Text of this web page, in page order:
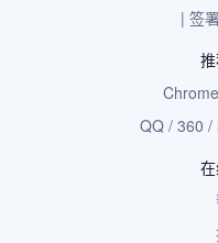
| 签
推
QQ / 360 /